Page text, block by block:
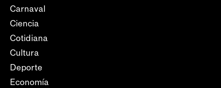
Carnaval
Ciencia
Cotidiana
Cultura
Deporte
Economía